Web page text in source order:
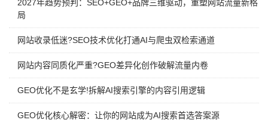
2027年趋势预判：SEO+GEO+品牌三维驱动，重塑网站流量新格
局
网站收录低迷?SEO技术优化打通AI与爬虫双检索通道
网站内容同质化严重?GEO差异化创作破解流量内卷
GEO优化不是玄学!拆解AI搜索引擎的内容引用逻辑
GEO优化核心解密：让你的网站成为AI搜索首选答案源